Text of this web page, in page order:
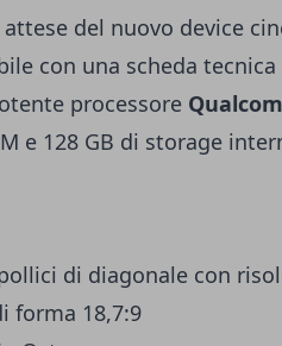
del nuovo device
con una scheda
processore
e 128 GB di storage
di diagonale con
forma 18,7:9